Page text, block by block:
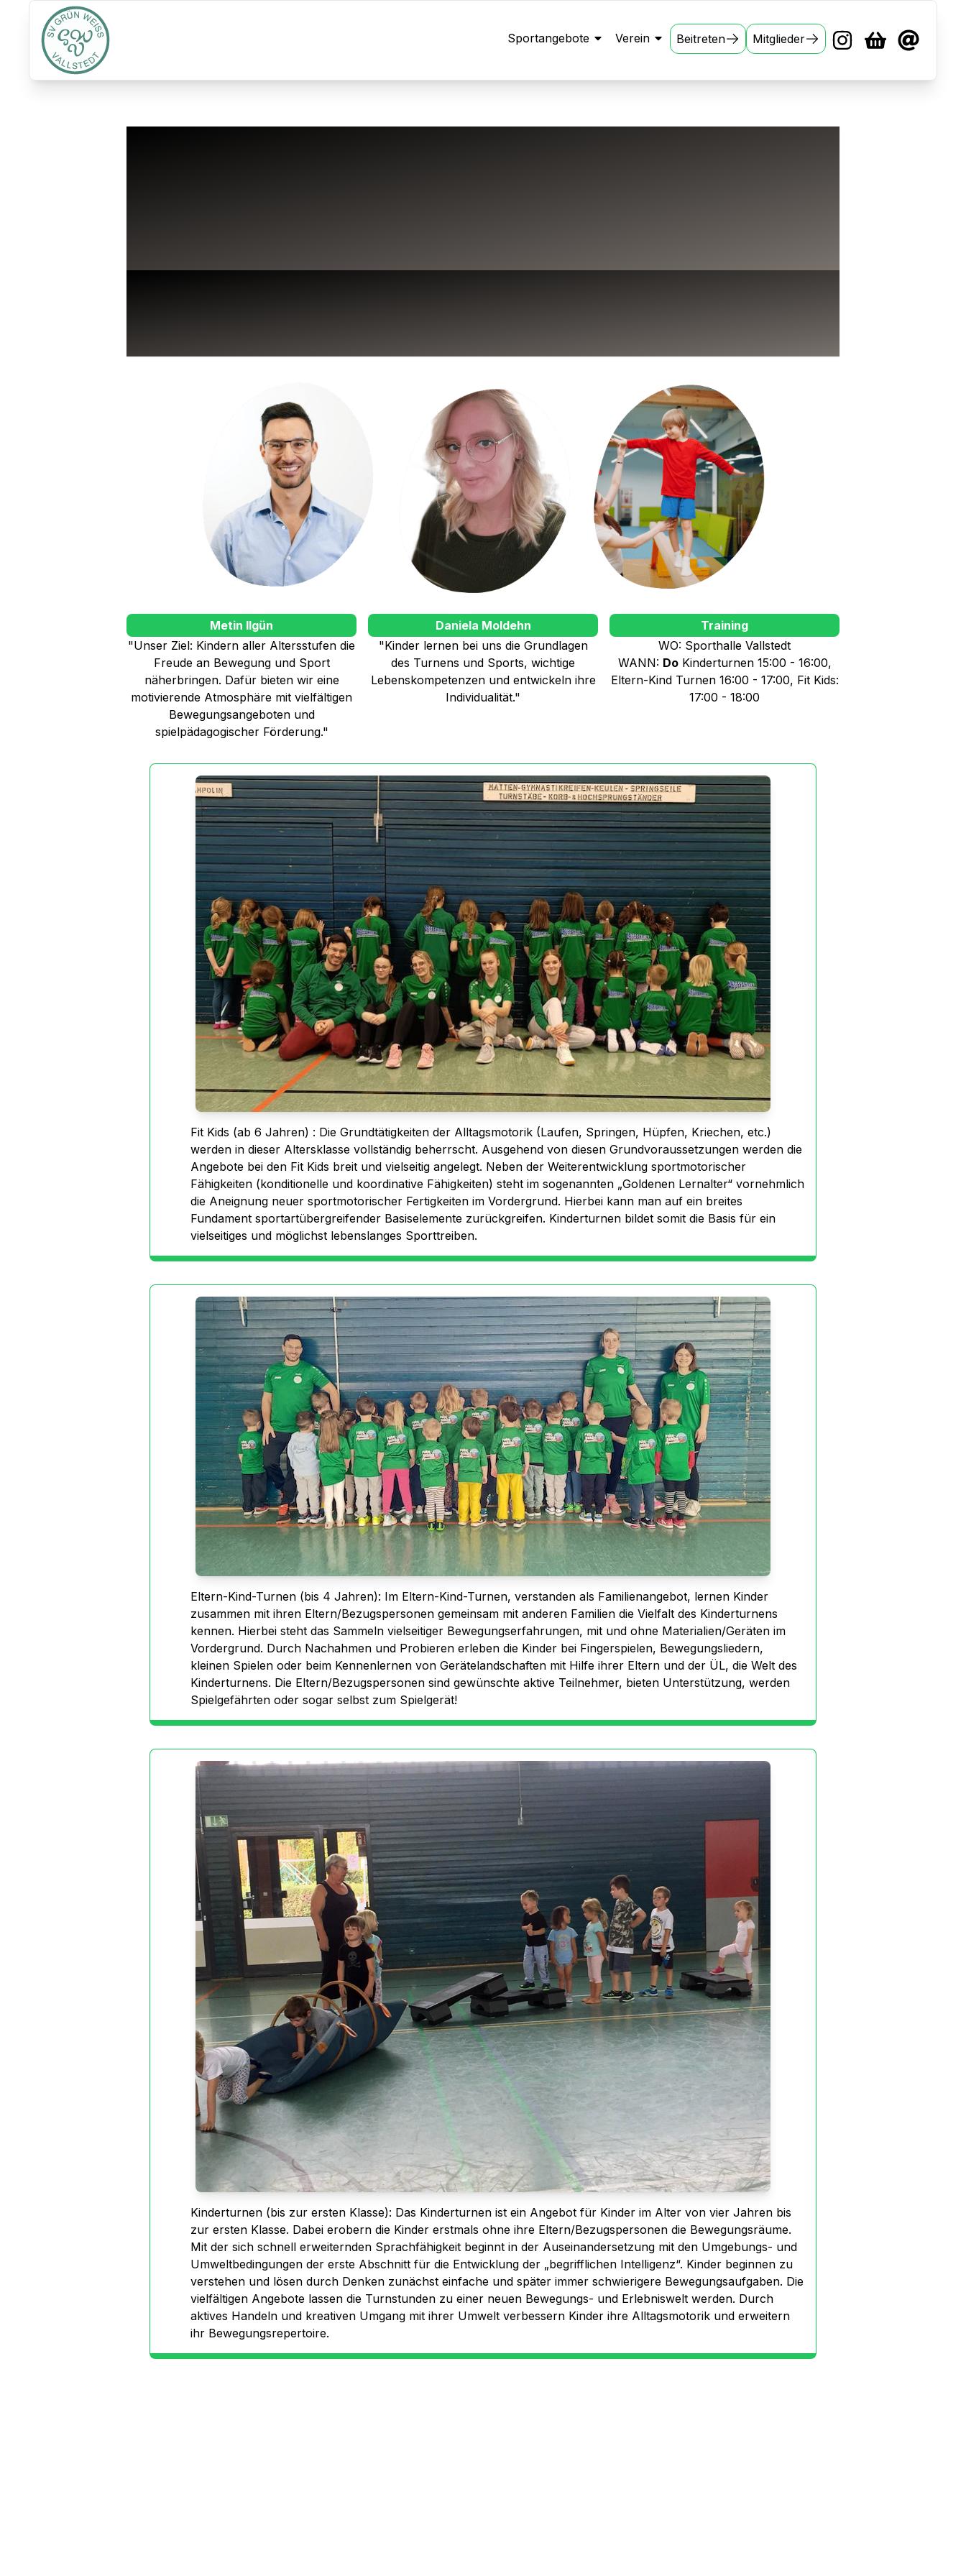
Sportangebote Verein Beitreten Mitglieder
Trainer
Metin Ilgün
"Unser Ziel: Kindern aller Altersstufen die
Freude an Bewegung und Sport
näherbringen. Dafür bieten wir eine
motivierende Atmosphäre mit vielfältigen
Bewegungsangeboten und
spielpädagogischer Förderung."
Daniela Moldehn
"Kinder lernen bei uns die Grundlagen
des Turnens und Sports, wichtige
Lebenskompetenzen und entwickeln ihre
Individualität."
Training
WO: Sporthalle Vallstedt
WANN: DoKinderturnen 15:00 - 16:00,
Eltern-Kind Turnen 16:00 - 17:00, Fit Kids:
17:00 - 18:00
Fit Kids (ab 6 Jahren) : Die Grundtätigkeiten der Alltagsmotorik (Laufen, Springen, Hüpfen, Kriechen, etc.)
werden in dieser Altersklasse vollständig beherrscht. Ausgehend von diesen Grundvoraussetzungen werden die
Angebote bei den Fit Kids breit und vielseitig angelegt. Neben der Weiterentwicklung sportmotorischer
Fähigkeiten (konditionelle und koordinative Fähigkeiten) steht im sogenannten „Goldenen Lernalter“ vornehmlich
die Aneignung neuer sportmotorischer Fertigkeiten im Vordergrund. Hierbei kann man auf ein breites
Fundament sportartübergreifender Basiselemente zurückgreifen. Kinderturnen bildet somit die Basis für ein
vielseitiges und möglichst lebenslanges Sporttreiben.
Eltern-Kind-Turnen (bis 4 Jahren): Im Eltern-Kind-Turnen, verstanden als Familienangebot, lernen Kinder
zusammen mit ihren Eltern/Bezugspersonen gemeinsam mit anderen Familien die Vielfalt des Kinderturnens
kennen. Hierbei steht das Sammeln vielseitiger Bewegungserfahrungen, mit und ohne Materialien/Geräten im
Vordergrund. Durch Nachahmen und Probieren erleben die Kinder bei Fingerspielen, Bewegungsliedern,
kleinen Spielen oder beim Kennenlernen von Gerätelandschaften mit Hilfe ihrer Eltern und der ÜL, die Welt des
Kinderturnens. Die Eltern/Bezugspersonen sind gewünschte aktive Teilnehmer, bieten Unterstützung, werden
Spielgefährten oder sogar selbst zum Spielgerät!
Kinderturnen (bis zur ersten Klasse): Das Kinderturnen ist ein Angebot für Kinder im Alter von vier Jahren bis
zur ersten Klasse. Dabei erobern die Kinder erstmals ohne ihre Eltern/Bezugspersonen die Bewegungsräume.
Mit der sich schnell erweiternden Sprachfähigkeit beginnt in der Auseinandersetzung mit den Umgebungs- und
Umweltbedingungen der erste Abschnitt für die Entwicklung der „begrifflichen Intelligenz“. Kinder beginnen zu
verstehen und lösen durch Denken zunächst einfache und später immer schwierigere Bewegungsaufgaben. Die
vielfältigen Angebote lassen die Turnstunden zu einer neuen Bewegungs- und Erlebniswelt werden. Durch
aktives Handeln und kreativen Umgang mit ihrer Umwelt verbessern Kinder ihre Alltagsmotorik und erweitern
ihr Bewegungsrepertoire.